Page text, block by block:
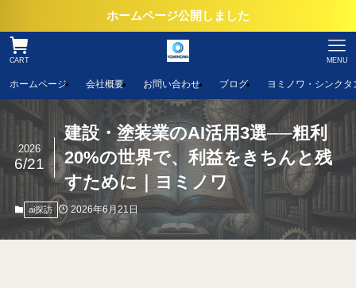
ホームページ公開しました
CART MENU
ホームページ 会社概要 お問い合わせ ブログ ヨミノワ・シンクタ
建設・塗装業のAI活用3選──粗利
20%の世界で、利益をきちんと残
すために｜ヨミノワ
2026
6/21
ai探訪 2026年6月21日